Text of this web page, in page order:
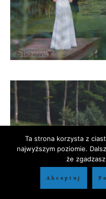
Ta strona korzysta z
najwyższym poziomie.
że
Akceptuj